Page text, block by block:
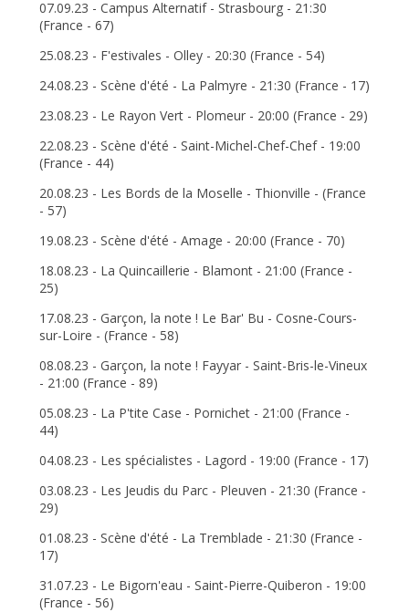
07.09.23 - Campus Alternatif - Strasbourg - 21:30
(France - 67)
25.08.23 - F'estivales - Olley - 20:30 (France - 54)
24.08.23 - Scène d'été - La Palmyre - 21:30 (France - 17)
23.08.23 - Le Rayon Vert - Plomeur - 20:00 (France - 29)
22.08.23 - Scène d'été - Saint-Michel-Chef-Chef - 19:00
(France - 44)
20.08.23 - Les Bords de la Moselle - Thionville - (France
- 57)
19.08.23 - Scène d'été - Amage - 20:00 (France - 70)
18.08.23 - La Quincaillerie - Blamont - 21:00 (France -
25)
17.08.23 - Garçon, la note ! Le Bar' Bu - Cosne-Cours-
sur-Loire - (France - 58)
08.08.23 - Garçon, la note ! Fayyar - Saint-Bris-le-Vineux
- 21:00 (France - 89)
05.08.23 - La P'tite Case - Pornichet - 21:00 (France -
44)
04.08.23 - Les spécialistes - Lagord - 19:00 (France - 17)
03.08.23 - Les Jeudis du Parc - Pleuven - 21:30 (France -
29)
01.08.23 - Scène d'été - La Tremblade - 21:30 (France -
17)
31.07.23 - Le Bigorn'eau - Saint-Pierre-Quiberon - 19:00
(France - 56)